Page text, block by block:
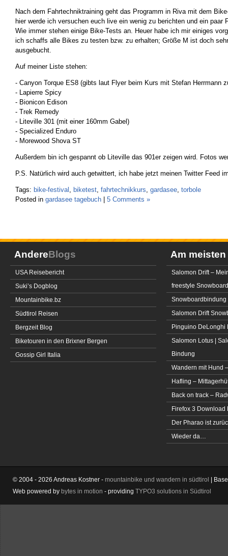
Nach dem Fahrtechniktraining geht das Programm in Riva mit dem
hier werde ich versuchen euch live ein wenig zu berichten und ein paar
Wie immer stehen einige Bike-Tests an. Heuer habe ich mir einiges
ich schaffs alle Bikes zu testen bzw. zu erhalten; Größe M ist doch
ausgebucht.
Auf meiner Liste stehen:
- Canyon Torque ES8 (gibts laut Flyer beim Kurs mit Stefan Herrmann
- Lapierre Spicy
- Bionicon Edison
- Trek Remedy
- Liteville 301 (mit einer 160mm Gabel)
- Specialized Enduro
- Morewood Shova ST
Außerdem bin ich gespannt ob Liteville das 901er zeigen wird. Fotos
P.S. Natürlich wird auch getwittert, ich habe jetzt meinen Twitter Feed
Tags: bike-festival , biketest, fahrtechnikkurs, gardasee, torbole
Posted in gardasee tagebuch 5 Comments »
AndereBlogs
USA Reisebericht
Suki’s Dogblog
Mountainbike.bz
Südtirol Reisen
Bergzeit Blog
Biketouren in den Brixner Bergen
Gossip Girl Italia
Am meisten
Salomon Drift –
freestyle Snowboard
Snowboardbindung
Salomon Drift
Pinguino DeLonghi
Salomon Lotus |
Bindung
Wandern mit Hund
Hafling –
Back on track –
Firefox 3 Download
Der Pharao ist
Wieder da…
© 2004 - 2026 Andreas Kostner - mountainbike und wandern in südtirol |
Web powered by bytes in motion - providing TYPO3 solutions in Südtirol